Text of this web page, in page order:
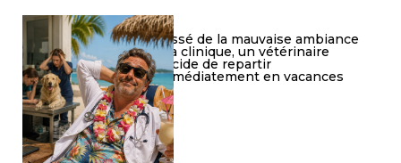
Lassé de la mauvaise ambiance
à la clinique, un vétérinaire
décide de repartir
immédiatement en vacances